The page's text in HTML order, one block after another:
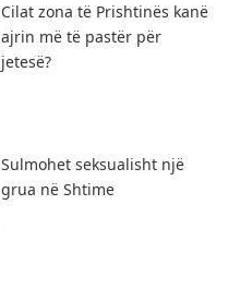
Cilat zona të Prishtinës kanë
ajrin më të pastër për
jetesë?
Sulmohet seksualisht një
grua në Shtime